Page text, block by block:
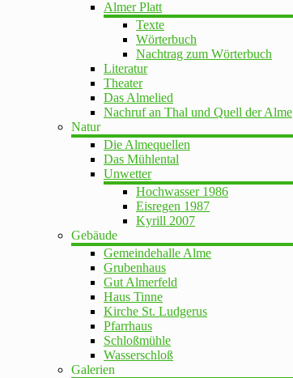
Almer Platt
Texte
Wörterbuch
Nachtrag zum Wörterbuch
Literatur
Theater
Das Almelied
Nachruf an Thal und Quell der Alme
Natur
Die Almequellen
Das Mühlental
Unwetter
Hochwasser 1986
Eisregen 1987
Kyrill 2007
Gebäude
Gemeindehalle Alme
Grubenhaus
Gut Almerfeld
Haus Tinne
Kirche St. Ludgerus
Pfarrhaus
Schloßmühle
Wasserschloß
Galerien